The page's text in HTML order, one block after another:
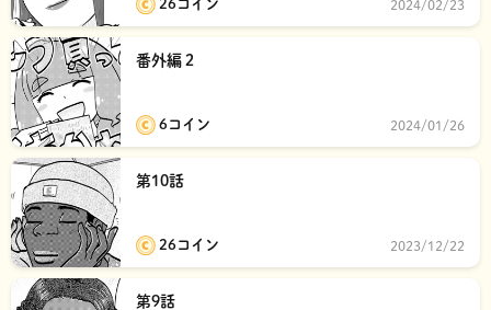
26コイン 2024/02/23
番外編２
6コイン 2024/01/26
第10話
26コイン 2023/12/22
第9話